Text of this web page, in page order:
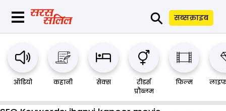
⚲ सब्सक्राइब
ऑडियो कहानी सेक्स
रीडर्स
प्रौब्लम
फिल्म